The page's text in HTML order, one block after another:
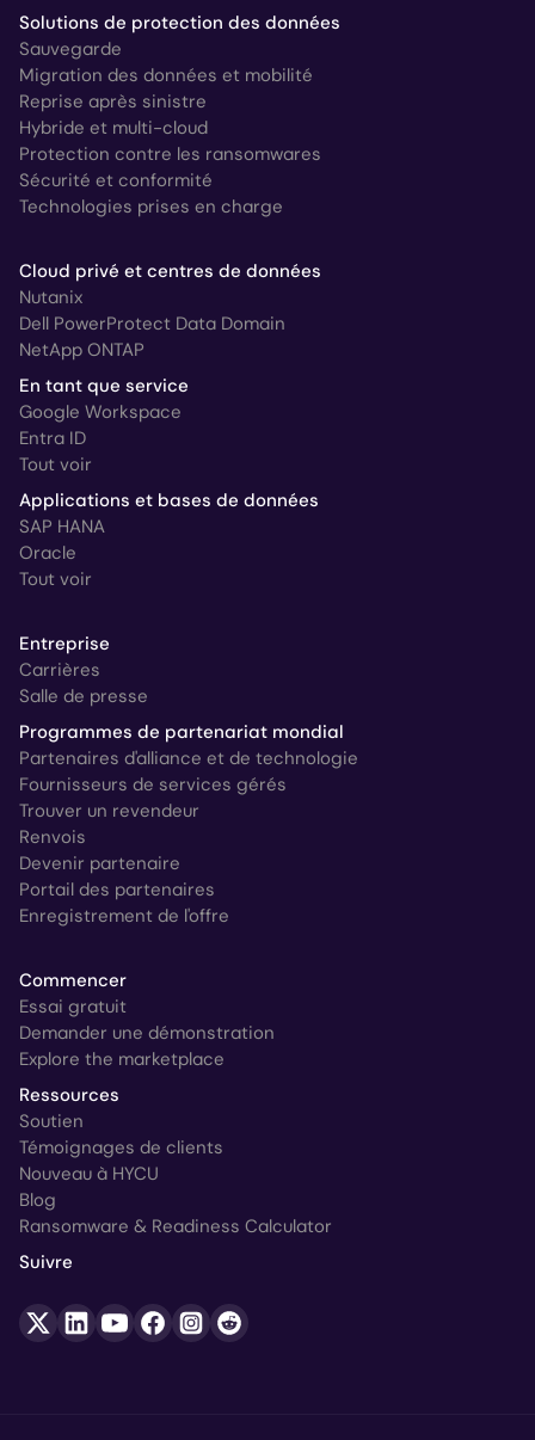
Solutions de protection des données
Sauvegarde
Migration des données et mobilité
Reprise après sinistre
Hybride et multi-cloud
Protection contre les ransomwares
Sécurité et conformité
Technologies prises en charge
Cloud privé et centres de données
Nutanix
Dell PowerProtect Data Domain
NetApp ONTAP
En tant que service
Google Workspace
Entra ID
Tout voir
Applications et bases de données
SAP HANA
Oracle
Tout voir
Entreprise
Carrières
Salle de presse
Programmes de partenariat mondial
Partenaires d'alliance et de technologie
Fournisseurs de services gérés
Trouver un revendeur
Renvois
Devenir partenaire
Portail des partenaires
Enregistrement de l'offre
Commencer
Essai gratuit
Demander une démonstration
Explore the marketplace
Ressources
Soutien
Témoignages de clients
Nouveau à HYCU
Blog
Ransomware & Readiness Calculator
Suivre